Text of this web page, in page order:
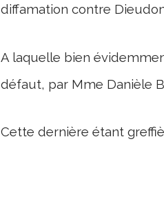
diffamation contre
A laquelle bien
défaut, par Mme Danièle
Cette dernière étant